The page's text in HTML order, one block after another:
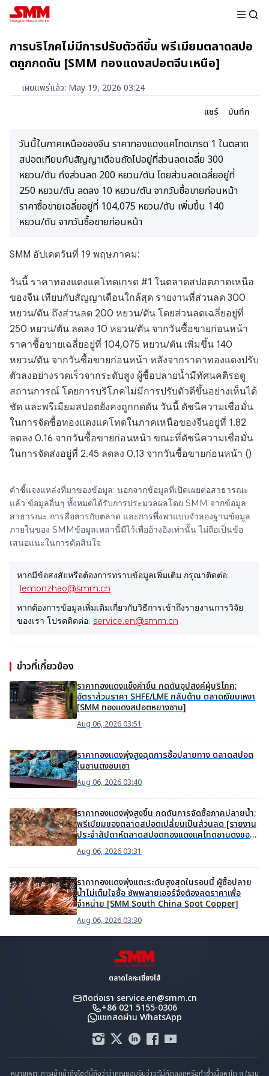
การบริโภคไม่มีการปรับตัวดีขึ้น พรีเมียมตลาดสปอ
ตถูกกดดัน [SMM ทองแดงสปอตจีนเหนือ]
เผยแพร่แล้ว: May 19, 2026 03:24
แชร์
บันทึก
วันนี้ในภาคเหนือของจีน ราคาทองแดงแคโทดเกรด 1 ในตลาด
สปอตเทียบกับสัญญาเดือนถัดไปอยู่ที่ส่วนลดเฉลี่ย 300
หยวน/ตัน ถึงส่วนลด 200 หยวน/ตัน โดยส่วนลดเฉลี่ยอยู่ที่
250 หยวน/ตัน ลดลง 10 หยวน/ตัน จากวันซื้อขายก่อนหน้า
ราคาซื้อขายเฉลี่ยอยู่ที่ 104,075 หยวน/ตัน เพิ่มขึ้น 140
หยวน/ตัน จากวันซื้อขายก่อนหน้า
SMM อัปเดตวันที่ 19 พฤษภาคม:
วันนี้ ราคาทองแดงแคโทดเกรด #1 ในตลาดสปอตภาคเหนือ
ของจีน เทียบกับสัญญาเดือนใกล้สุด รายงานที่ส่วนลด 300
หยวน/ตัน ถึงส่วนลด 200 หยวน/ตัน โดยส่วนลดเฉลี่ยอยู่ที่
250 หยวน/ตัน ลดลง 10 หยวน/ตัน จากวันซื้อขายก่อนหน้า
ราคาซื้อขายเฉลี่ยอยู่ที่ 104,075 หยวน/ตัน เพิ่มขึ้น 140
หยวน/ตัน จากวันซื้อขายก่อนหน้า หลังจากราคาทองแดงปรับ
ตัวลงอย่างรวดเร็วจากระดับสูง ผู้ซื้อปลายน้ำมีทัศนคติรอดู
สถานการณ์ โดยการบริโภคไม่มีการปรับตัวดีขึ้นอย่างเห็นได้
ชัด และพรีเมียมสปอตยังคงถูกกดดัน วันนี้ ดัชนีความเชื่อมั่น
ในการจัดซื้อทองแดงแคโทดในภาคเหนือของจีนอยู่ที่ 1.82
ลดลง 0.16 จากวันซื้อขายก่อนหน้า ขณะที่ดัชนีความเชื่อมั่น
ในการจัดส่งอยู่ที่ 2.45 ลดลง 0.13 จากวันซื้อขายก่อนหน้า ()
คำชี้แจงแหล่งที่มาของข้อมูล: นอกจากข้อมูลที่เปิดเผยต่อสาธารณะ
แล้ว ข้อมูลอื่นๆ ทั้งหมดได้รับการประมวลผลโดย SMM จากข้อมูล
สาธารณะ การสื่อสารกับตลาด และการพึ่งพาแบบจำลองฐานข้อมูล
ภายในของ SMMข้อมูลเหล่านี้มีไว้เพื่ออ้างอิงเท่านั้น ไม่ถือเป็นข้อ
เสนอแนะในการตัดสินใจ
หากมีข้อสงสัยหรือต้องการทราบข้อมูลเพิ่มเติม กรุณาติดต่อ:
lemonzhao@smm.cn
หากต้องการข้อมูลเพิ่มเติมเกี่ยวกับวิธีการเข้าถึงรายงานการวิจัย
ของเรา โปรดติดต่อ: service.en@smm.cn
ข่าวที่เกี่ยวข้อง
ราคาทองแดงแข็งค่าขึ้น กดดันอุปสงค์ผู้บริโภค;
อัตราส่วนราคา SHFE/LME กลับด้าน ตลาดเงียบเหงา
[SMM ทองแดงสปอตหยางซาน]
Aug 06, 2026 03:51
ราคาทองแดงพุ่งสูงฉุดการซื้อปลายทาง ตลาดสปอต
ในซานตงซบเซา
Aug 06, 2026 03:40
ราคาทองแดงพุ่งสูงขึ้น กดดันการจัดซื้อภาคปลายน้ำ;
พรีเมียมของตลาดสปอตเปลี่ยนเป็นส่วนลด [รายงาน
ประจำสัปดาห์ตลาดสปอตทองแดงแคโทดซานตงของ
SMM]
Aug 06, 2026 03:31
ราคาทองแดงพุ่งแตะระดับสูงสุดในรอบนี้ ผู้ซื้อปลาย
น้ำไม่เต็มใจซื้อ ซัพพลายเออร์จึงต้องลดราคาเพื่อ
จำหน่าย [SMM South China Spot Copper]
Aug 06, 2026 03:30
ตลาดโลหะเซี่ยงไฮ้
ติดต่อเรา service.en@smm.cn
+86 021 5155-0306
แชทสดผ่าน WhatsApp
หมายเหตุ: การเข้าเข้าถึงไซต์นี้ถือว่าว่าคุณยอมรับว่าจะไม่คัดลอกหรือทำซ้ำเนื้อหาใด ๆ (รวม